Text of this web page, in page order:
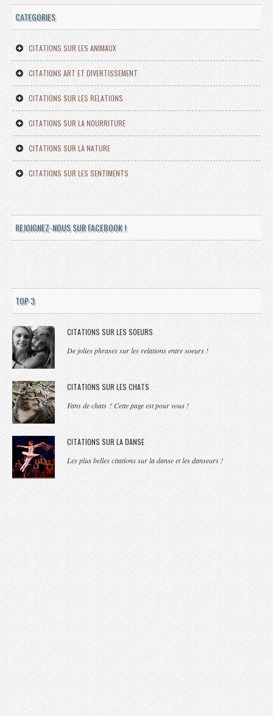
CATEGORIES
CITATIONS SUR LES ANIMAUX
CITATIONS ART ET DIVERTISSEMENT
CITATIONS SUR LES RELATIONS
CITATIONS SUR LA NOURRITURE
CITATIONS SUR LA NATURE
CITATIONS SUR LES SENTIMENTS
REJOIGNEZ-NOUS SUR FACEBOOK !
TOP 3
CITATIONS SUR LES SOEURS
De jolies phrases sur les relations entre soeurs !
CITATIONS SUR LES CHATS
Fans de chats ? Cette page est pour vous !
CITATIONS SUR LA DANSE
Les plus belles citations sur la danse et les danseurs !